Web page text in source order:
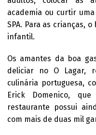
academia ou curtir
SPA. Para as crianças,
infantil.
Os amantes da boa
deliciar no O Lagar,
culinária portuguesa,
Erick Domenico,
restaurante possui
com mais de duas mil